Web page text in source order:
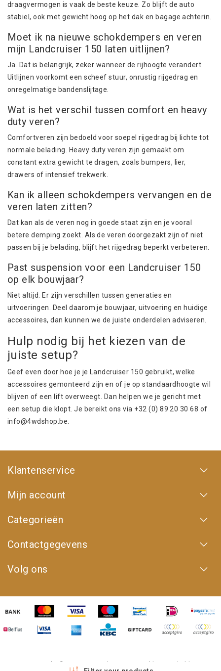
draagvermogen is vaak de beste keuze. Zo blijft de auto
stabiel, ook met gewicht hoog op het dak en bagage achterin.
Moet ik na nieuwe schokdempers en veren
mijn Landcruiser 150 laten uitlijnen?
Ja. Dat is belangrijk, zeker wanneer de rijhoogte verandert.
Uitlijnen voorkomt een scheef stuur, onrustig rijgedrag en
onregelmatige bandenslijtage.
Wat is het verschil tussen comfort en heavy
duty veren?
Comfortveren zijn bedoeld voor soepel rijgedrag bij lichte tot
normale belading. Heavy duty veren zijn gemaakt om
constant extra gewicht te dragen, zoals bumpers, lier,
drawers of intensief trekwerk.
Kan ik alleen schokdempers vervangen en de
veren laten zitten?
Dat kan als de veren nog in goede staat zijn en je vooral
betere demping zoekt. Als de veren doorgezakt zijn of niet
passen bij je belading, blijft het rijgedrag beperkt verbeteren.
Past suspension voor een Landcruiser 150
op elk bouwjaar?
Niet altijd. Er zijn verschillen tussen generaties en
uitvoeringen. Deel daarom je bouwjaar, uitvoering en huidige
accessoires, dan kunnen we de juiste onderdelen adviseren.
Hulp nodig bij het kiezen van de
juiste setup?
Geef even door hoe je je Landcruiser 150 gebruikt, welke
accessoires gemonteerd zijn en of je op standaardhoogte wil
blijven of een lift overweegt. Dan helpen we je gericht met
een setup die klopt. Je bereikt ons via +32 (0) 89 20 30 68 of
info@4wdshop.be
Klantenservice
Mijn account
Categorieën
Contactgegevens
Volg ons
Copyright © 2026 - 4WD Shop | Powered by emarkable